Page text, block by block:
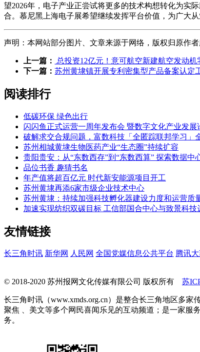
望2026年，电子产业正尝试将更多的技术构想转化为实
合。慕尼黑上海电子展希望继续发挥平台价值，为广大
声明：本网站部分图片、文章来源于网络，版权归原作者
上一篇：
总投资12亿元！意可航空新建航空发动机
下一篇： 苏州黄埭镇开展专利密集型产品备案认定
阅读排行
低碳环保 绿色出行
闪闪鱼正式运营一周年发布会 暨数字文化产业发展
破解求交合规问题，富数科技「全匿踪联邦学习」
苏州相城黄埭生物医药产业“生态圈”持续扩容
贵阳贵安：从“东数西存”到“东数西算” 探索数据中
品位书香 趣猜书名
年产值将超百亿元 时代新安能源项目开工
苏州黄埭再添6家市级企业技术中心
苏州黄埭：持续加强科技孵化器建设力度和运营质
加速实现纺织双碳目标 工信部国合中心与致景科技
友情链接
长三角时讯 新华网 人民网 全国党媒信息公共平台 腾讯大
© 2018-2020 苏州报网文化传媒有限公司 版权所有 苏
长三角时讯（www.xmds.org.cn）是整合长三角地区多
聚焦 、美文等多个网民喜闻乐见的互动频道；是一家服
务。